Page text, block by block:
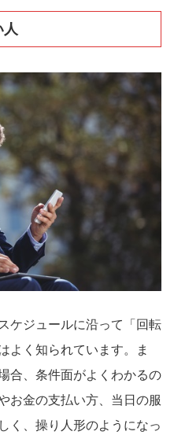
人
ケジュールに沿って「回転
よく知られています。ま
合、条件面がよくわかるの
お金の支払い方、当日の服
く、操り人形のようになっ